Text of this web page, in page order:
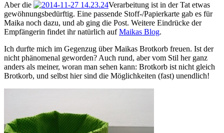
Aber die
Verarbeitung ist in der Tat etwas
gewöhnungsbedürftig. Eine passende Stoff-/Papierkarte gab es für
Maika noch dazu, und ab ging die Post. Weitere Eindrücke der
Empfängerin findet ihr natürlich aufMaikas Blog.
Ich durfte mich im Gegenzug über Maikas Brotkorb freuen. Ist der
nicht phänomenal geworden? Auch rund, aber vom Stil her ganz
anders als meiner, woran man sehen kann: Brotkorb ist nicht gleich
Brotkorb, und selbst hier sind die Möglichkeiten (fast) unendlich!